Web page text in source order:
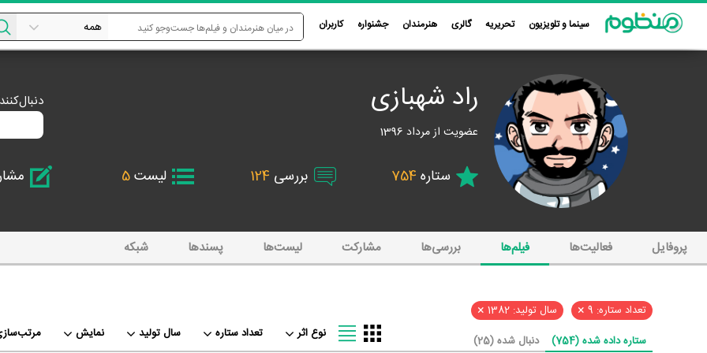
سینما و تلویزیون تحریریه گالری هنرمندان جشنواره کاربران
راد شهبازی
عضویت از مرداد 1396
ستاره 754 بررسی 124 لیست5
پروفایل فعالیت‌ها فیلم‌ها بررسی‌ها مشارکت لیست‌ها پسند‌ها شبکه
تعداد ستاره: 9 × سال تولید: 1382 ×
ستاره داده شده (754) دنبال شده (25) نمایش سال تولید تعداد ستاره نوع اثر